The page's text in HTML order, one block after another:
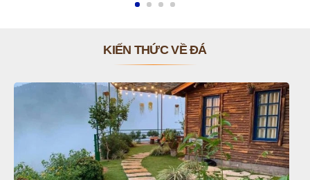
KIẾN THỨC VỀ ĐÁ